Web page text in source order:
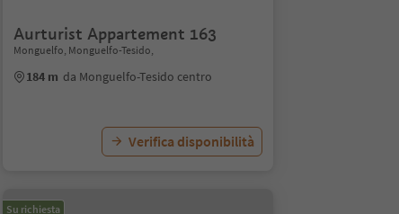
Aurturist Appartement 163
Monguelfo, Monguelfo-Tesido,
184 m da Monguelfo-Tesido centro
Verifica disponibilità
Su richiesta